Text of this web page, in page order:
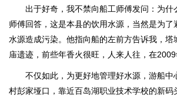
出于好奇，我不禁向船工师傅发问：为什
师傅回答，这是本县的饮用水源，当然是为了
水源造成污染。他指向船的左前方告诉我，塔
庙遗迹，前些年香火很旺，人来人往，在2009
不仅如此，为更好地管理好水源，游船中
村彭家垭口，靠近百岛湖职业技术学校的新码